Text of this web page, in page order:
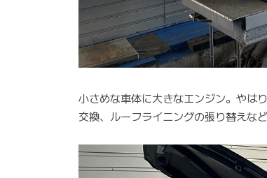
小さめな車体に大きなエンジン。やは
交換、ルーフライニングの張り替えな